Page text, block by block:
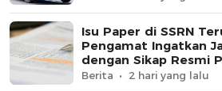
Isu Paper di SSRN
Pengamat Ingatkan
dengan Sikap Resmi
Berita 2 hari yang lalu